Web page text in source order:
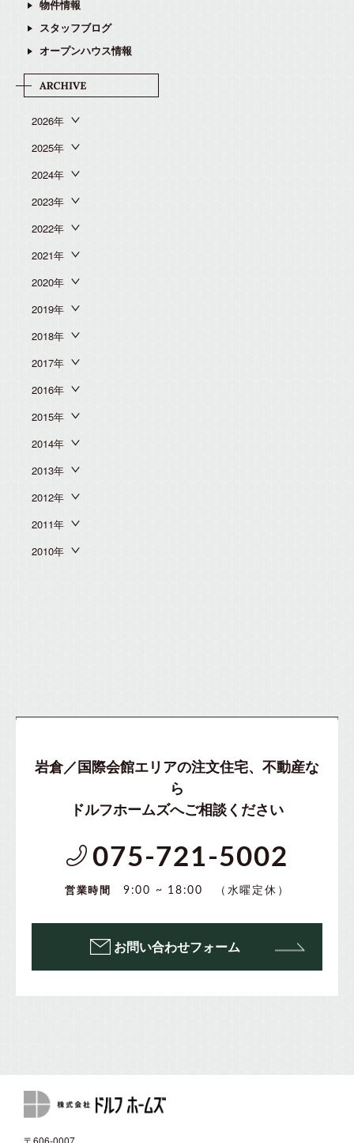
物件情報
スタッフブログ
オープンハウス情報
2026年
2025年
2024年
2023年
2022年
2021年
2020年
2019年
2018年
2017年
2016年
2015年
2014年
2013年
2012年
2011年
2010年
岩倉／国際会館エリアの注文住宅、不動産な
ら
ドルフホームズへご相談ください
075-721-5002
営業時間 9:00 ~ 18:00 （水曜定休）
お問い合わせフォーム
〒606-0007